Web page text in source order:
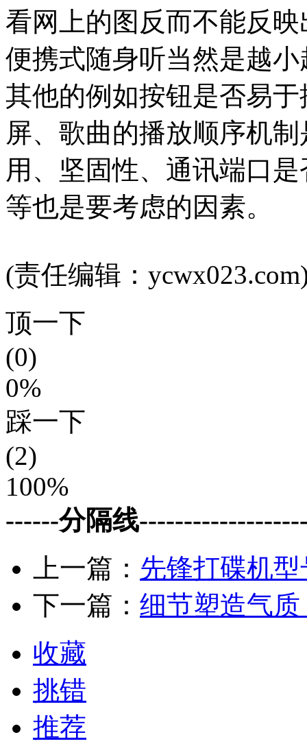
看网上的图反而不能反
便携式随身听当然是越
其他的例如按钮是否易
屏、歌曲的播放顺序机
用、坚固性、通讯端口
等也是要考虑的因素。
(责任编辑：
顶一下
(0)
0%
踩一下
(2)
100%
------分隔线
上一篇： 先锋打碟机
下一篇： 细节塑造气
收藏
挑错
推荐